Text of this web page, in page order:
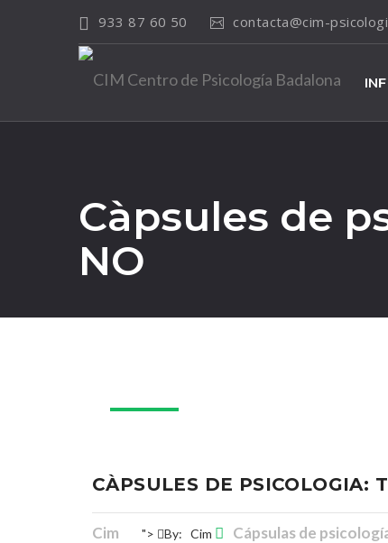
933 87 60 50 contacta@cim-
Càpsules de
NO
CÀPSULES DE PSICOLOGIA:
Cim "> By: Cim Cápsulas de